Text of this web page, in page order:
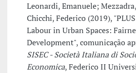
Leonardi, Emanuele;
Chicchi, Federico (2019),
Labour in Urban Spaces:
Development", comunicação
SISEC - Società Italiana di
Economica, Federico II